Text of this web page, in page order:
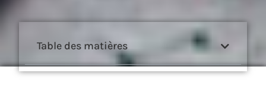
Table des matières